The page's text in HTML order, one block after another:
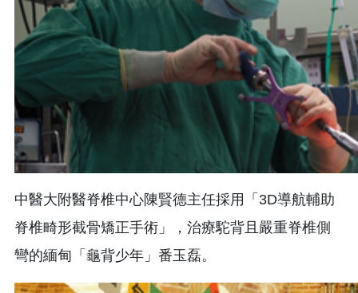
中醫大附醫脊椎中心陳賢德主任採用「3D導航輔助
脊椎畸形截骨矯正手術」，治療駝背且嚴重脊椎側
彎的緬甸「龜背少年」番玉磊。